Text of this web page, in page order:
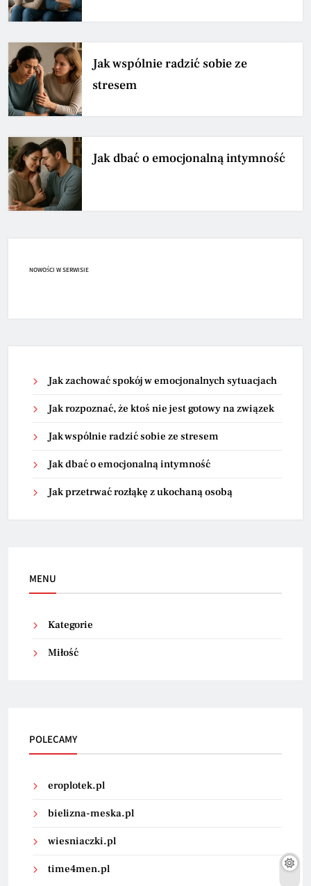
Jak wspólnie radzić sobie ze
stresem
Jak dbać o emocjonalną intymność
NOWOŚCI W SERWISIE
Jak zachować spokój w emocjonalnych sytuacjach
Jak rozpoznać, że ktoś nie jest gotowy na związek
Jak wspólnie radzić sobie ze stresem
Jak dbać o emocjonalną intymność
Jak przetrwać rozłąkę z ukochaną osobą
MENU
Kategorie
Miłość
POLECAMY
eroplotek.pl
bielizna-meska.pl
wiesniaczki.pl
time4men.pl